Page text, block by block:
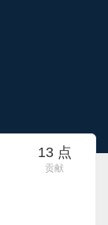
13 点
贡献